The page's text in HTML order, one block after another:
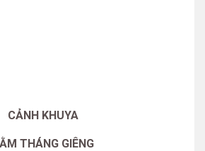
CẢNH KHUYA
THÁNG GIÊNG